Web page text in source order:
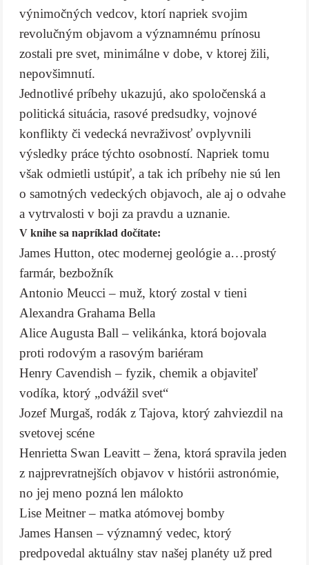
výnimočných vedcov, ktorí napriek svojim
revolučným objavom a významnému prínosu
zostali pre svet, minimálne v dobe, v ktorej žili,
nepovšimnutí.
Jednotlivé príbehy ukazujú, ako spoločenská a
politická situácia, rasové predsudky, vojnové
konflikty či vedecká nevraživosť ovplyvnili
výsledky práce týchto osobností. Napriek tomu
však odmietli ustúpiť, a tak ich príbehy nie sú len
o samotných vedeckých objavoch, ale aj o odvahe
a vytrvalosti v boji za pravdu a uznanie.
V knihe sa napríklad dočítate:
James Hutton, otec modernej geológie a…prostý
farmár, bezbožník
Antonio Meucci – muž, ktorý zostal v tieni
Alexandra Grahama Bella
Alice Augusta Ball – velikánka, ktorá bojovala
proti rodovým a rasovým bariéram
Henry Cavendish – fyzik, chemik a objaviteľ
vodíka, ktorý „odvážil svet“
Jozef Murgaš, rodák z Tajova, ktorý zahviezdil na
svetovej scéne
Henrietta Swan Leavitt – žena, ktorá spravila jeden
z najprevratnejších objavov v histórii astronómie,
no jej meno pozná len málokto
Lise Meitner – matka atómovej bomby
James Hansen – významný vedec, ktorý
predpovedal aktuálny stav našej planéty už pred